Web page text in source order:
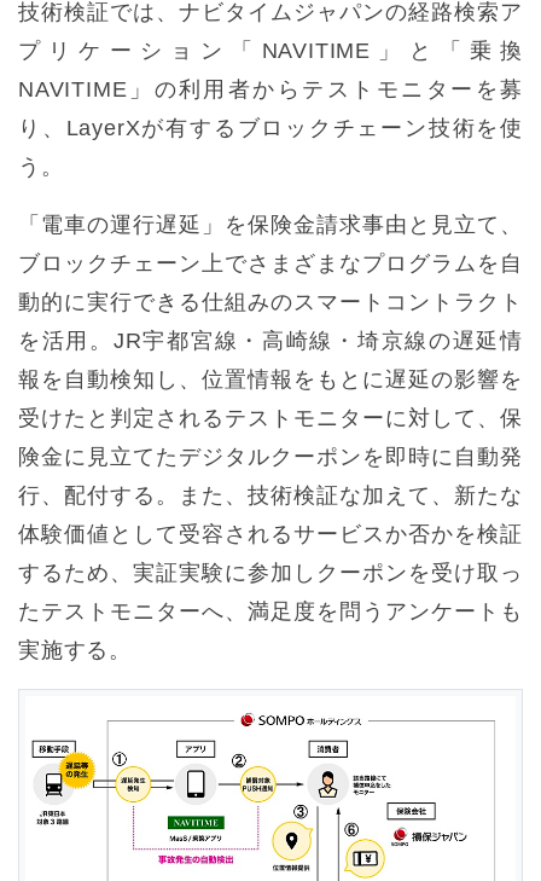
技術検証では、ナビタイムジャパンの経路検索ア
プリケーション「NAVITIME」と「乗換
NAVITIME」の利用者からテストモニターを募
り、LayerXが有するブロックチェーン技術を使
う。
「電車の運行遅延」を保険金請求事由と見立て、
ブロックチェーン上でさまざまなプログラムを自
動的に実行できる仕組みのスマートコントラクト
を活用。JR宇都宮線・高崎線・埼京線の遅延情
報を自動検知し、位置情報をもとに遅延の影響を
受けたと判定されるテストモニターに対して、保
険金に見立てたデジタルクーポンを即時に自動発
行、配付する。また、技術検証な加えて、新たな
体験価値として受容されるサービスか否かを検証
するため、実証実験に参加しクーポンを受け取っ
たテストモニターへ、満足度を問うアンケートも
実施する。